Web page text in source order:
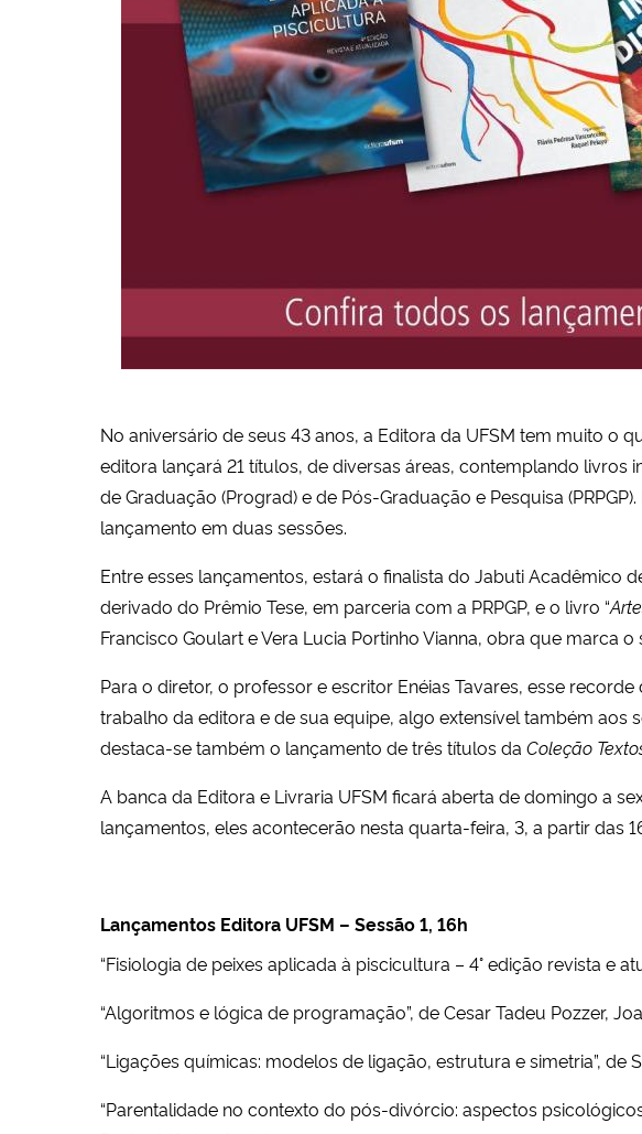
No aniversário de seus 43 anos, a Editora da UFSM tem muito o
editora lançará 21 títulos, de diversas áreas, contemplando livros
de Graduação (Prograd) e de Pós-Graduação e Pesquisa
lançamento em duas sessões.
Entre esses lançamentos, estará o finalista do Jabuti Acadêmico
derivado do Prêmio Tese, em parceria com a PRPGP, e o livro “
Francisco Goulart e Vera Lucia Portinho Vianna, obra que marca o
Para o diretor, o professor e escritor Enéias Tavares, esse
trabalho da editora e de sua equipe, algo extensível também aos
destaca-se também o lançamento de três títulos da Coleção
A banca da Editora e Livraria UFSM ficará aberta de domingo a
lançamentos, eles acontecerão nesta quarta-feira, 3, a partir das
Lançamentos Editora UFSM – Sessão 1, 16h
“Fisiologia de peixes aplicada à piscicultura – 4° edição revista e
“Algoritmos e lógica de programação”, de Cesar Tadeu Pozzer,
“Ligações químicas: modelos de ligação, estrutura e simetria”, de
“Parentalidade no contexto do pós-divórcio: aspectos